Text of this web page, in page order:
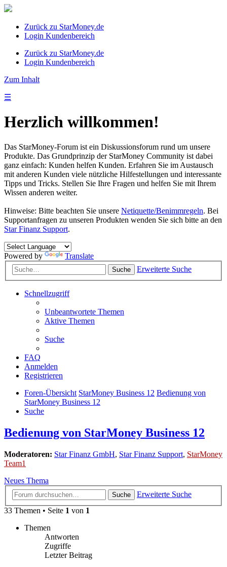
Zurück zu StarMoney.de
Login Kundenbereich
Zurück zu StarMoney.de
Login Kundenbereich
Zum Inhalt
☰
Herzlich willkommen!
Das StarMoney-Forum ist ein Diskussionsforum rund um unsere
Produkte. Das Grundprinzip der StarMoney Community ist dabei
ganz einfach: Kunden helfen Kunden. Erfahren Sie im Austausch
mit anderen Kunden viele nützliche Hilfestellungen und interessante
Tipps und Tricks. Stellen Sie Ihre Fragen und helfen Sie mit Ihrem
Wissen anderen weiter.
Hinweise: Bitte beachten Sie unsere Netiquette/Benimmregeln. Bei
Supportanfragen zu unseren Produkten wenden Sie sich bitte an den
Star Finanz Support.
Powered by Translate
Suche Erweiterte Suche
Schnellzugriff
Unbeantwortete Themen
Aktive Themen
Suche
FAQ
Anmelden
Registrieren
Foren-Übersicht StarMoney Business 12 Bedienung von
StarMoney Business 12
Suche
Bedienung von StarMoney Business 12
Moderatoren: Star Finanz GmbH, Star Finanz Support, StarMoney
Team1
Neues Thema
Suche
Erweiterte Suche
33 Themen • Seite 1 von 1
Themen
Antworten
Zugriffe
Letzter Beitrag